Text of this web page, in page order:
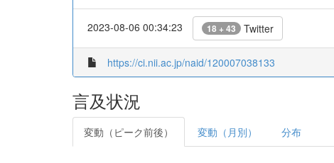
2023-08-06 00:34:23 18 + 43 Twitter
https://ci.nii.ac.jp/naid/120007038133
言及状況
変動（ピーク前後） 変動（月別） 分布